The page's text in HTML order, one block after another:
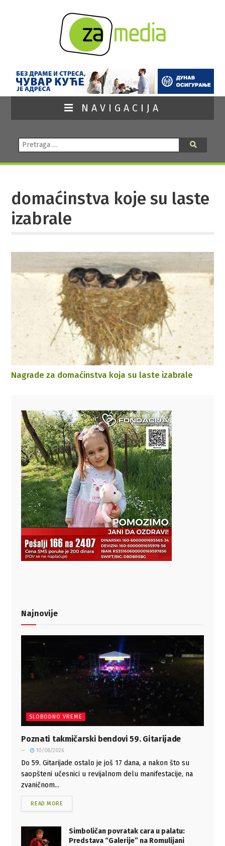
NAVIGACIJA
Pretraga:
domaćinstva koje su laste
izabrale
Nagrade za domaćinstva koja su laste izabrale
Najnovije
SLOBODNO VREME
Poznati takmičarski bendovi 59. Gitarijade
10/08/2026
Do 59. Gitarijade ostalo je još 17 dana, a nakon što su
saopšteni učesnici u revijalnom delu manifestacije, na
zvaničnom...
READ MORE
Simboličan povratak cara u palatu:
Predstava “Galerije” na Romulijani